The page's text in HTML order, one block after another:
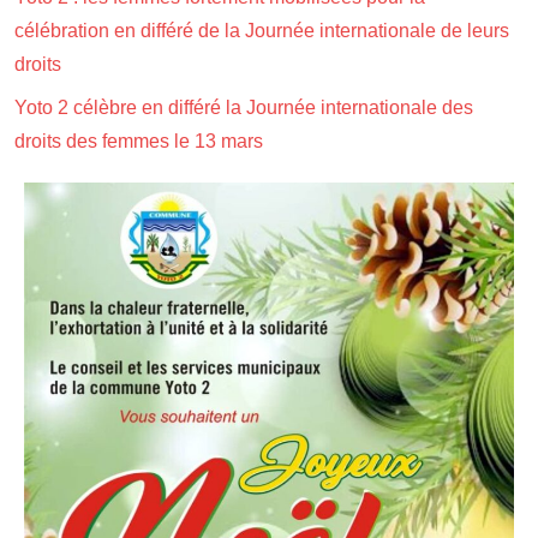
célébration en différé de la Journée internationale de leurs
droits
Yoto 2 célèbre en différé la Journée internationale des
droits des femmes le 13 mars